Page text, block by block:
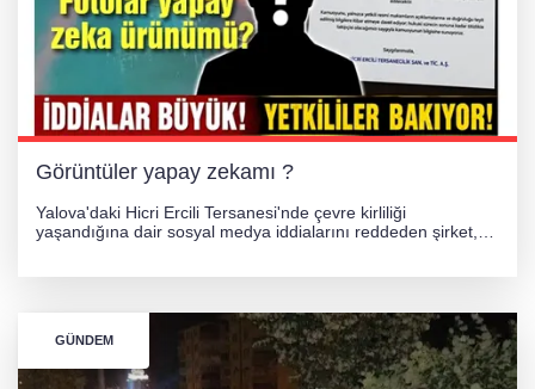
Görüntüler yapay zekamı ?
Yalova'daki Hicri Ercili Tersanesi'nde çevre kirliliği
yaşandığına dair sosyal medya iddialarını reddeden şirket,
GÜNDEM